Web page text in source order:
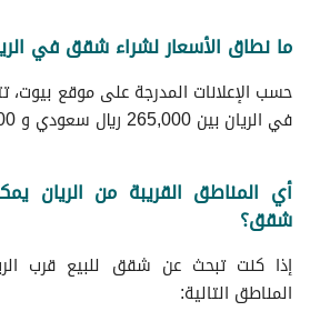
ما نطاق الأسعار لشراء شقق في
حسب الإعلانات المدرجة على موقع بيوت،
في الريان بين 265,000 ريال سعودي و 700,000 ريال سعودي.
أي المناطق القريبة من الريان
شقق؟
إذا كنت تبحث عن شقق للبيع قرب
المناطق التالية: